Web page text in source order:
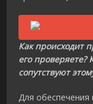
Как происходит
его проверяете?
сопутствуют
Для обеспечения